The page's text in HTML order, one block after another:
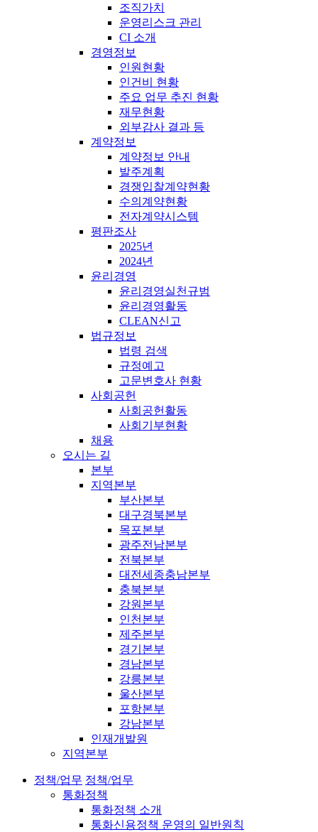
조직가치
운영리스크 관리
CI 소개
경영정보
인원현황
인건비 현황
주요 업무 추진 현황
재무현황
외부감사 결과 등
계약정보
계약정보 안내
발주계획
경쟁입찰계약현황
수의계약현황
전자계약시스템
평판조사
2025년
2024년
윤리경영
윤리경영실천규범
윤리경영활동
CLEAN신고
법규정보
법령 검색
규정예고
고문변호사 현황
사회공헌
사회공헌활동
사회기부현황
채용
오시는 길
본부
지역본부
부산본부
대구경북본부
목포본부
광주전남본부
전북본부
대전세종충남본부
충북본부
강원본부
인천본부
제주본부
경기본부
경남본부
강릉본부
울산본부
포항본부
강남본부
인재개발원
지역본부
정책/업무 정책/업무
통화정책
통화정책 소개
통화신용정책 운영의 일반원칙